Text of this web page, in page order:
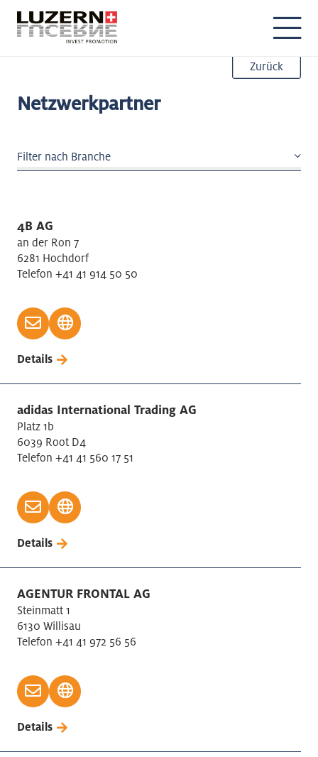
Zurück
Netzwerkpartner
Filter nach Branche
Baugewerbe Tiefbau
Bauinstallationen / Ausbaugewerbe
Bildung
Businesscenter
Chemieindustrie
Coworking
Elektrische Geräte/Motoren Herstellung
Elektronische/optische Geräteherstellung
Energieversorgung
Fahrzeug/Automobilteile Herstellung
Finanz-/Versicherungsdienstleistungen
Finanzdienstleister
Fischerei / Aquakultur
Forstwirtschaft
Gastgewerbe: Hotel/Gastronomie
Gebäudeunterhalt, Garten- und Landschaftsbau
Getränke Herstellung
Gewinnung Erdöl/Erdgas
Glas/Keramik Herstellung
Grosshandel
4B AG
an der Ron 7
6281 Hochdorf
Telefon +41 41 914 50 50
Details
adidas International Trading AG
Platz 1b
6039 Root D4
Telefon +41 41 560 17 51
Details
AGENTUR FRONTAL AG
Steinmatt 1
6130 Willisau
Telefon +41 41 972 56 56
Details